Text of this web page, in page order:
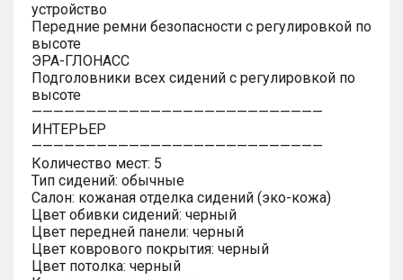
устройство
Передние ремни безопасности с регулировкой по
высоте
ЭРА-ГЛОНАСС
Подголовники всех сидений с регулировкой по
высоте
———————————————————————————
ИНТЕРЬЕР
———————————————————————————
Количество мест: 5
Тип сидений: обычные
Салон: кожаная отделка сидений (эко-кожа)
Цвет обивки сидений: черный
Цвет передней панели: черный
Цвет коврового покрытия: черный
Цвет потолка: черный